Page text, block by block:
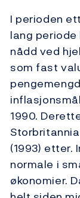
I perioden
lang
nådd ved
som fast
1990.
(1993) etter.
normale i
økonomier.